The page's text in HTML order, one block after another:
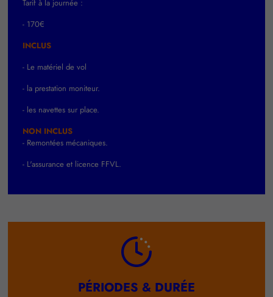
Tarif à la journée :
- 170€
INCLUS
- Le matériel de vol
- la prestation moniteur.
- les navettes sur place.
NON INCLUS
- Remontées mécaniques.
- L'assurance et licence FFVL.
PÉRIODES & DURÉE